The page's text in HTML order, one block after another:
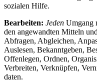
sozialen Hilfe.
Bearbeiten: Jeden Umgang
den angewandten Mitteln
Abfragen, Abgleichen,
Auslesen, Bekannt­geben,
Offenlegen, Ordnen,
Verbreiten, Verknüpfen,
daten.